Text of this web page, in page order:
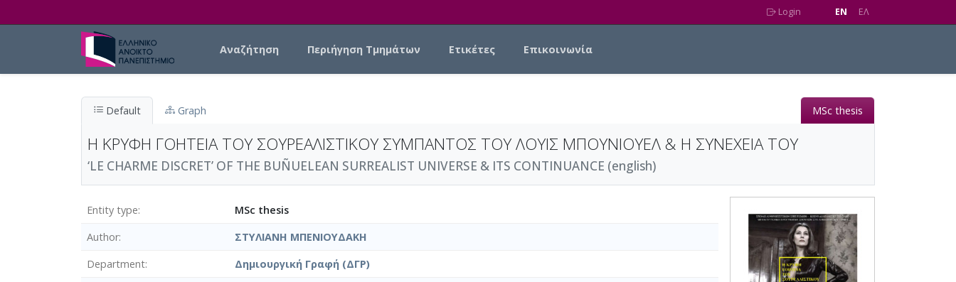
Login EN EΛ
Αναζήτηση Περιήγηση Τμημάτων Ετικέτες Επικοινωνία
Default Graph MSc thesis
Η ΚΡΥΦΗ ΓΟΗΤΕΙΑ ΤΟΥ ΣΟΥΡΕΑΛΙΣΤΙΚΟΥ ΣΥΜΠΑΝΤΟΣ ΤΟΥ ΛΟΥΙΣ ΜΠΟΥΝΙΟΥΕΛ & Η ΣΥΝΕΧΕΙΑ ΤΟΥ
‘LE CHARME DISCRET’ OF THE BUÑUELEAN SURREALIST UNIVERSE & ITS CONTINUANCE (english)
Entity type
MSc thesis
Author
ΣΤΥΛΙΑΝΗ ΜΠΕΝΙΟΥΔΑΚΗ
Department
Δημιουργική Γραφή (ΔΓΡ)